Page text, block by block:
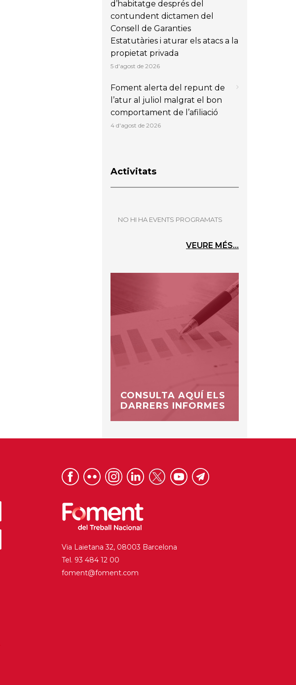
d’habitatge després del
contundent dictamen del
Consell de Garanties
Estatutàries i aturar els atacs a la
propietat privada
5 d'agost de 2026
Foment alerta del repunt de
l’atur al juliol malgrat el bon
comportament de l’afiliació
4 d'agost de 2026
Activitats
NO HI HA EVENTS PROGRAMATS
VEURE MÉS...
CONSULTA AQUÍ ELS
DARRERS INFORMES
Via Laietana 32, 08003 Barcelona
Tel. 93 484 12 00
foment@foment.com